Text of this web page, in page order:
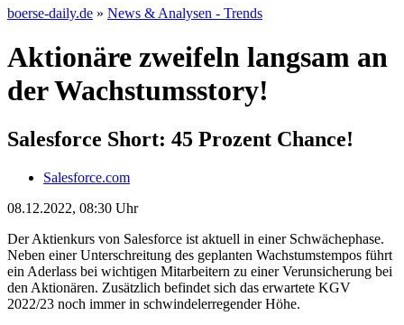
boerse-daily.de » News & Analysen - Trends
Aktionäre zweifeln langsam an
der Wachstumsstory!
Salesforce Short: 45 Prozent Chance!
Salesforce.com
08.12.2022, 08:30 Uhr
Der Aktienkurs von Salesforce ist aktuell in einer Schwächephase.
Neben einer Unterschreitung des geplanten Wachstumstempos führt
ein Aderlass bei wichtigen Mitarbeitern zu einer Verunsicherung bei
den Aktionären. Zusätzlich befindet sich das erwartete KGV
2022/23 noch immer in schwindelerregender Höhe.